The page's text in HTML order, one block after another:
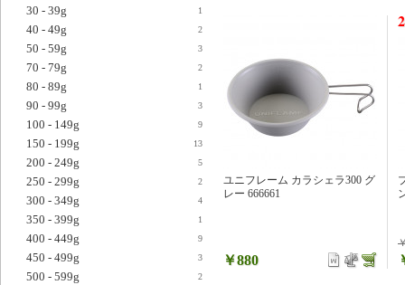
ユニフレーム カラシェラ300 グ
レー 666661
￥880
30 - 39g 1
40 - 49g 2
50 - 59g 3
70 - 79g 2
80 - 89g 1
90 - 99g 3
100 - 149g 9
150 - 199g 13
200 - 249g 5
250 - 299g 2
300 - 349g 4
350 - 399g 1
400 - 449g 9
450 - 499g 3
500 - 599g 2